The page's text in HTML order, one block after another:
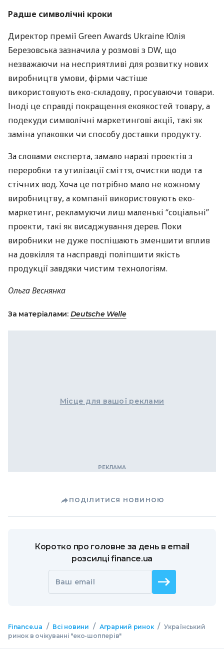
Радше символічні кроки
Директор премії Green Awards Ukraine Юлія
Березовська зазначила у розмові з DW, що
незважаючи на несприятливі для розвитку нових
виробництв умови, фірми частіше
використовують еко-складову, просуваючи товари.
Іноді це справді покращення екоякостей товару, а
подекуди символічні маркетингові акції, такі як
заміна упаковки чи способу доставки продукту.
За словами експерта, замало наразі проектів з
переробки та утилізації сміття, очистки води та
стічних вод. Хоча це потрібно мало не кожному
виробництву, а компанії використовують еко-
маркетинг, рекламуючи лиш маленькі “соціальні”
проекти, такі як висаджування дерев. Поки
виробники не дуже поспішають зменшити вплив
на довкілля та насправді поліпшити якість
продукції завдяки чистим технологіям.
Ольга Веснянка
За матеріалами: Deutsche Welle
Місце для вашої реклами
ПОДІЛИТИСЯ НОВИНОЮ
Коротко про головне за день в email
розсилці finance.ua
Ваш email
Finance.ua / Всі новини / Аграрний ринок / Український
ринок в очікуванні "еко-шопперів"